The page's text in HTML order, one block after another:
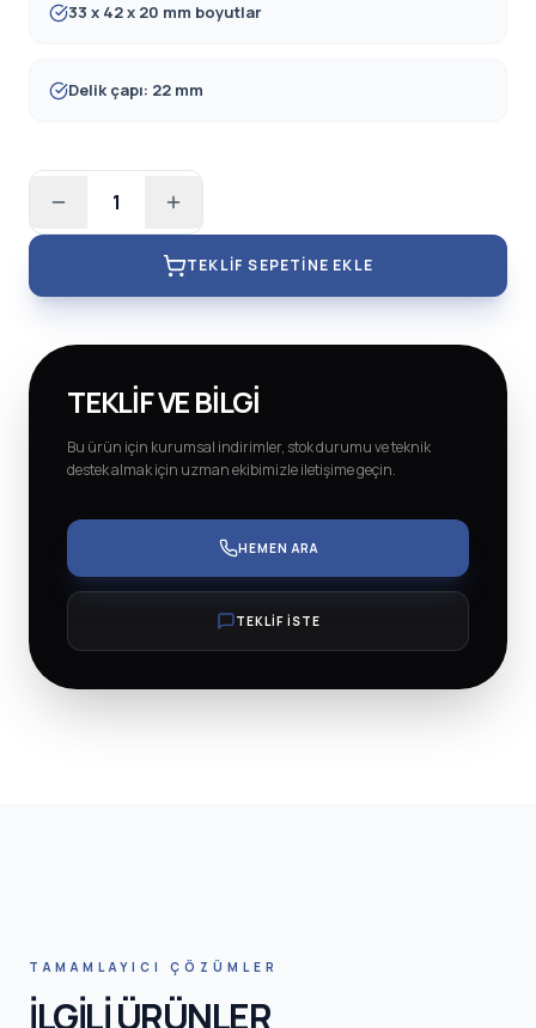
33 x 42 x 20 mm boyutlar
Delik çapı: 22 mm
1
TEKLIF SEPETINE EKLE
TEKLIF VE BILGI
Bu ürün için kurumsal indirimler, stok durumu ve teknik
destek almak için uzman ekibimizle iletişime geçin.
HEMEN ARA
TEKLİF İSTE
TAMAMLAYICI ÇÖZÜMLER
İLGİLİ ÜRÜNLER